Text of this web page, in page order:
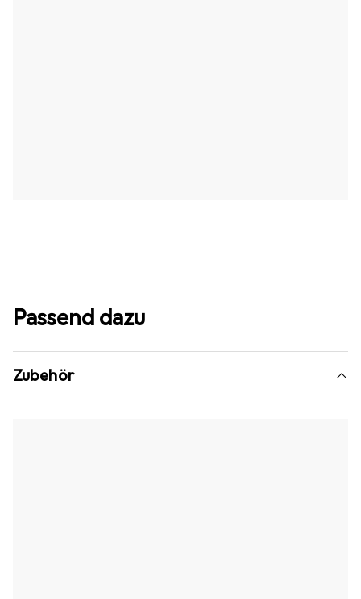
Passend dazu
Zubehör